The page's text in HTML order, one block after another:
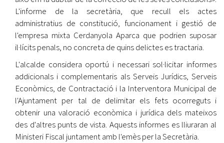
L'informe de la secretària, que recull els actes
administratius de constitució, funcionament i gestió de
l'empresa mixta Cerdanyola Aparca que podrien suposar
il·lícits penals, no concreta de quins delictes es tractaria.
L'alcalde considera oportú i necessari sol·licitar informes
addicionals i complementaris als Serveis Jurídics, Serveis
Econòmics, de Contractació i la Interventora Municipal de
l'Ajuntament per tal de delimitar els fets ocorreguts i
obtenir una valoració econòmica i jurídica dels mateixos
des d'altres punts de vista. Aquests informes es lliuraran al
Ministeri Fiscal juntament amb l'emès per la Secretària.